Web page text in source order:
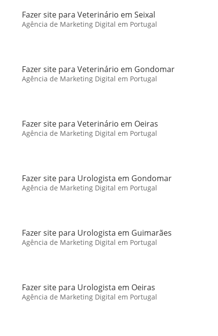
Fazer site para Veterinário em Seixal
Agência de Marketing Digital em Portugal
Fazer site para Veterinário em Gondomar
Agência de Marketing Digital em Portugal
Fazer site para Veterinário em Oeiras
Agência de Marketing Digital em Portugal
Fazer site para Urologista em Gondomar
Agência de Marketing Digital em Portugal
Fazer site para Urologista em Guimarães
Agência de Marketing Digital em Portugal
Fazer site para Urologista em Oeiras
Agência de Marketing Digital em Portugal